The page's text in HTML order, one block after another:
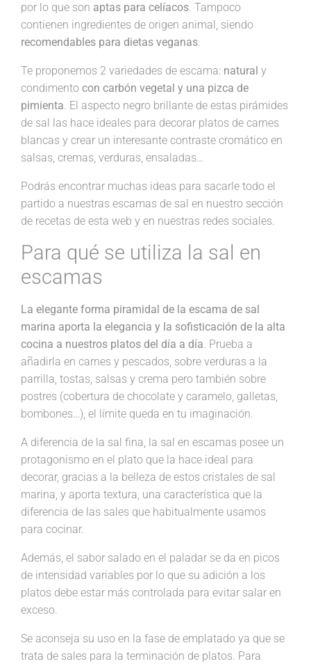
por lo que son aptas para celíacos. Tampoco
contienen ingredientes de origen animal, siendo
recomendables para dietas veganas.
Te proponemos 2 variedades de escama: natural y
condimento con carbón vegetal y una pizca de
pimienta. El aspecto negro brillante de estas pirámides
de sal las hace ideales para decorar platos de carnes
blancas y crear un interesante contraste cromático en
salsas, cremas, verduras, ensaladas…
Podrás encontrar muchas ideas para sacarle todo el
partido a nuestras escamas de sal en nuestro sección
de recetas de esta web y en nuestras redes sociales.
Para qué se utiliza la sal en
escamas
La elegante forma piramidal de la escama de sal
marina aporta la elegancia y la sofisticación de la alta
cocina a nuestros platos del día a día. Prueba a
añadirla en carnes y pescados, sobre verduras a la
parrilla, tostas, salsas y crema pero también sobre
postres (cobertura de chocolate y caramelo, galletas,
bombones…), el límite queda en tu imaginación.
A diferencia de la sal fina, la sal en escamas posee un
protagonismo en el plato que la hace ideal para
decorar, gracias a la belleza de estos cristales de sal
marina, y aporta textura, una característica que la
diferencia de las sales que habitualmente usamos
para cocinar.
Además, el sabor salado en el paladar se da en picos
de intensidad variables por lo que su adición a los
platos debe estar más controlada para evitar salar en
exceso.
Se aconseja su uso en la fase de emplatado ya que se
trata de sales para la terminación de platos. Para